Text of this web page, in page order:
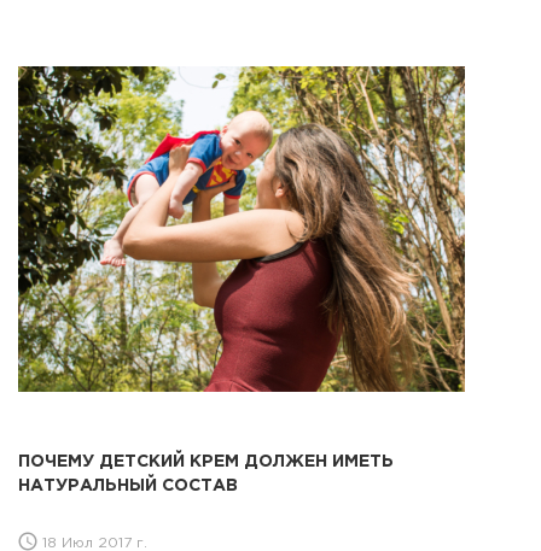
ПОЧЕМУ ДЕТСКИЙ КРЕМ ДОЛЖЕН ИМЕТЬ
НАТУРАЛЬНЫЙ СОСТАВ
18 Июл 2017 г.